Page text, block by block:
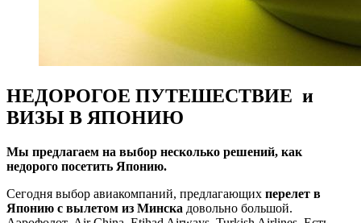
НЕДОРОГОЕ ПУТЕШЕСТВИЕ и
ВИЗЫ В ЯПОНИЮ
Мы предлагаем на выбор несколько решений, как
недорого посетить Японию.
Сегодня выбор авиакомпаний, предлагающих перелет в
Японию с вылетом из Минска довольно большой.